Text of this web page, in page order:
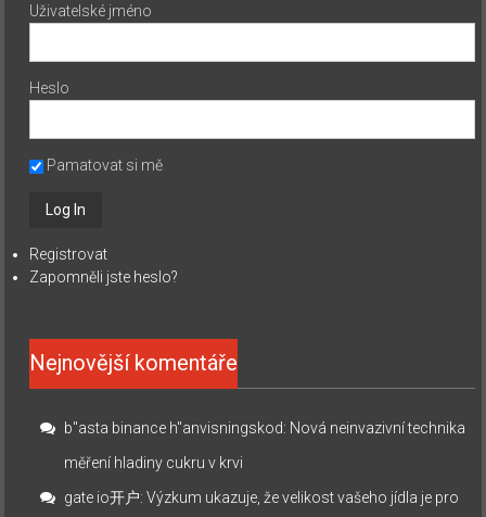
Uživatelské jméno
Heslo
Pamatovat si mě
Registrovat
Zapomněli jste heslo?
Nejnovější komentáře
b"asta binance h"anvisningskod: Nová neinvazivní technika
měření hladiny cukru v krvi
gate io开户:Výzkum ukazuje, že velikost vašeho jídla je pro